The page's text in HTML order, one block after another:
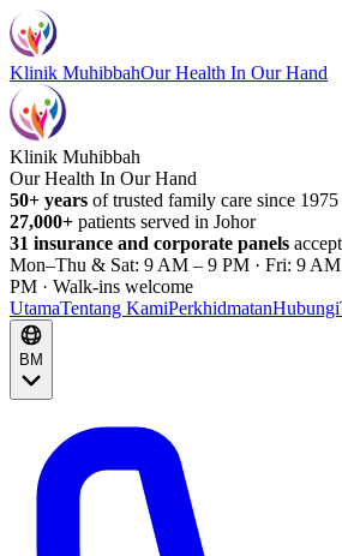
Klinik MuhibbahOur Health In Our Hand
Klinik Muhibbah
Our Health In Our Hand
50+ years of trusted family care since 1975
27,000+ patients served in Johor
31 insurance and corporate panels
Mon–Thu & Sat: 9 AM – 9 PM · Fri: 9
PM · Walk-ins welcome
UtamaTentang KamiPerkhidmatanHubungi
BM